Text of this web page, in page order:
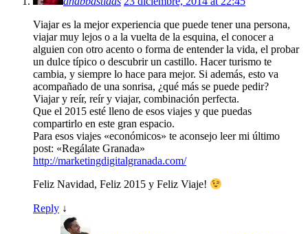
Viajar es la mejor experiencia que puede tener una persona,
viajar muy lejos o a la vuelta de la esquina, el conocer a
alguien con otro acento o forma de entender la vida, el probar
un dulce típico o descubrir un castillo. Hacer turismo te
cambia, y siempre lo hace para mejor. Si además, esto va
acompañado de una sonrisa, ¿qué más se puede pedir?
Viajar y reír, reír y viajar, combinación perfecta.
Que el 2015 esté lleno de esos viajes y que puedas
compartirlo en este gran espacio.
Para esos viajes «económicos» te aconsejo leer mi último
post: «Regálate Granada»
http://marketingdigitalgranada.com/
Feliz Navidad, Feliz 2015 y Feliz Viaje!
Reply ↓